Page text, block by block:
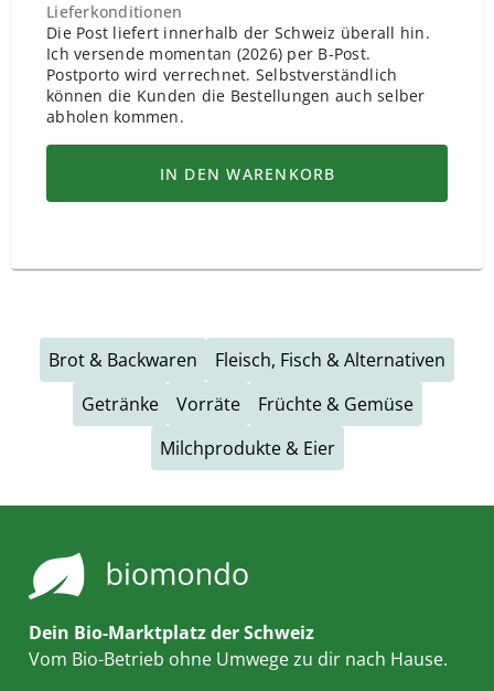
Lieferkonditionen
Die Post liefert innerhalb der Schweiz überall hin.
Ich versende momentan (2026) per B-Post.
Postporto wird verrechnet. Selbstverständlich
können die Kunden die Bestellungen auch selber
abholen kommen.
IN DEN WARENKORB
Brot & Backwaren
Fleisch, Fisch & Alternativen
Getränke
Vorräte
Früchte & Gemüse
Milchprodukte & Eier
Dein Bio-Marktplatz der Schweiz
Vom Bio-Betrieb ohne Umwege zu dir nach Hause.